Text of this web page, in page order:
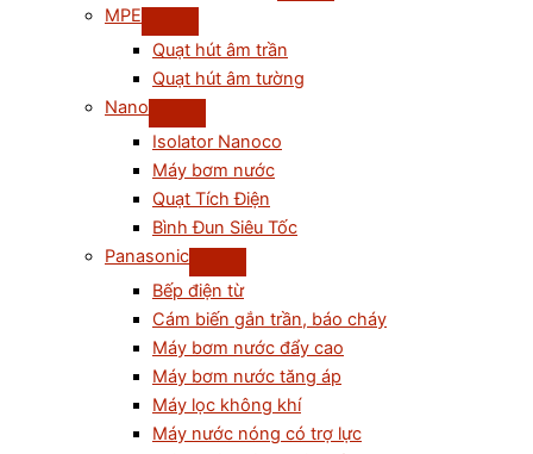
MPE
Quạt hút âm trần
Quạt hút âm tường
Nano
Isolator Nanoco
Máy bơm nước
Quạt Tích Điện
Bình Đun Siêu Tốc
Panasonic
Bếp điện từ
Cám biến gắn trần, báo cháy
Máy bơm nước đẩy cao
Máy bơm nước tăng áp
Máy lọc không khí
Máy nước nóng có trợ lực